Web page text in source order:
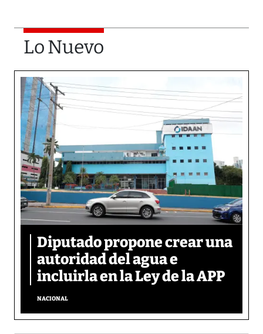
Lo Nuevo
Diputado propone crear una
autoridad del agua e
incluirla en la Ley de la APP
NACIONAL